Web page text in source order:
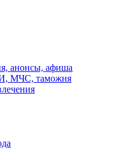
анонсы, афиша
МЧС, таможня